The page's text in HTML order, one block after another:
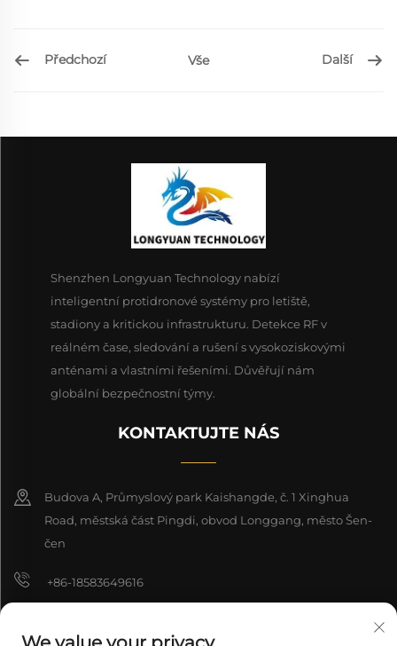
Předchozí Vše Další
Shenzhen Longyuan Technology nabízí
inteligentní protidronové systémy pro letiště,
stadiony a kritickou infrastrukturu. Detekce RF v
reálném čase, sledování a rušení s vysokoziskovými
anténami a vlastními řešeními. Důvěřují nám
globální bezpečnostní týmy.
KONTAKTUJTE NÁS
Budova A, Průmyslový park Kaishangde, č. 1 Xinghua
Road, městská část Pingdi, obvod Longgang, město Šen-
čen
+86-18583649616